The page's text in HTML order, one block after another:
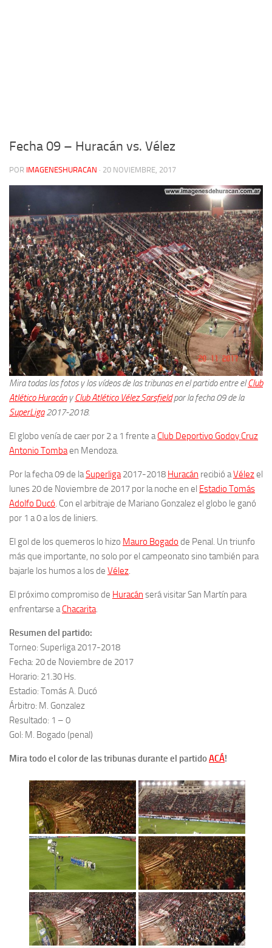
Fecha 09 – Huracán vs. Vélez
POR IMAGENESHURACAN · 20 NOVIEMBRE, 2017
Mira todas las fotos y los vídeos de las tribunas en el partido entre elClub
Atlético HuracányClub Atlético Vélez Sarsfieldpor la fecha 09 de la
SuperLiga2017-2018.
El globo venía de caer por 2 a 1 frente a Club Deportivo Godoy Cruz
Antonio Tombaen Mendoza.
Por la fecha 09 de laSuperliga 2017-2018 Huracán recibió aVélezel
lunes 20 de Noviembre de 2017 por la noche en el Estadio Tomás
Adolfo Ducó . Con el arbitraje de Mariano Gonzalez el globo le ganó
por 1 a 0 a los de liniers.
El gol de los quemeros lo hizo Mauro Bogado de Penal. Un triunfo
más que importante, no solo por el campeonato sino también para
bajarle los humos a los de Vélez
El próximo compromiso de Huracán será visitar San Martín para
enfrentarse a Chacarita
Resumen del partido:
Torneo: Superliga 2017-2018
Fecha: 20 de Noviembre de 2017
Horario: 21.30 Hs.
Estadio: Tomás A. Ducó
Árbitro: M. Gonzalez
Resultado: 1 – 0
Gol: M. Bogado (penal)
Mira todo el color de las tribunas durante el partidoACÁ!